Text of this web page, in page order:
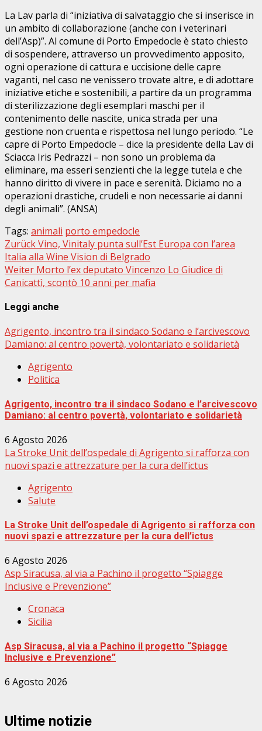
La Lav parla di “iniziativa di salvataggio che si inserisce in
un ambito di collaborazione (anche con i veterinari
dell’Asp)”. Al comune di Porto Empedocle è stato chiesto
di sospendere, attraverso un provvedimento apposito,
ogni operazione di cattura e uccisione delle capre
vaganti, nel caso ne venissero trovate altre, e di adottare
iniziative etiche e sostenibili, a partire da un programma
di sterilizzazione degli esemplari maschi per il
contenimento delle nascite, unica strada per una
gestione non cruenta e rispettosa nel lungo periodo. “Le
capre di Porto Empedocle – dice la presidente della Lav di
Sciacca Iris Pedrazzi – non sono un problema da
eliminare, ma esseri senzienti che la legge tutela e che
hanno diritto di vivere in pace e serenità. Diciamo no a
operazioni drastiche, crudeli e non necessarie ai danni
degli animali”. (ANSA)
Tags: animali porto empedocle
Beitragsnavigation
ZurückVino, Vinitaly punta sull’Est Europa con l’area
Italia alla Wine Vision di Belgrado
Weiter Morto l’ex deputato Vincenzo Lo Giudice di
Canicattì, scontò 10 anni per mafia
Leggi anche
Agrigento, incontro tra il sindaco Sodano e l’arcivescovo
Damiano: al centro povertà, volontariato e solidarietà
Agrigento
Politica
Agrigento, incontro tra il sindaco Sodano e l’arcivescovo
Damiano: al centro povertà, volontariato e solidarietà
6 Agosto 2026
La Stroke Unit dell’ospedale di Agrigento si rafforza con
nuovi spazi e attrezzature per la cura dell’ictus
Agrigento
Salute
La Stroke Unit dell’ospedale di Agrigento si rafforza con
nuovi spazi e attrezzature per la cura dell’ictus
6 Agosto 2026
Asp Siracusa, al via a Pachino il progetto “Spiagge
Inclusive e Prevenzione”
Cronaca
Sicilia
Asp Siracusa, al via a Pachino il progetto “Spiagge
Inclusive e Prevenzione”
6 Agosto 2026
Ultime notizie